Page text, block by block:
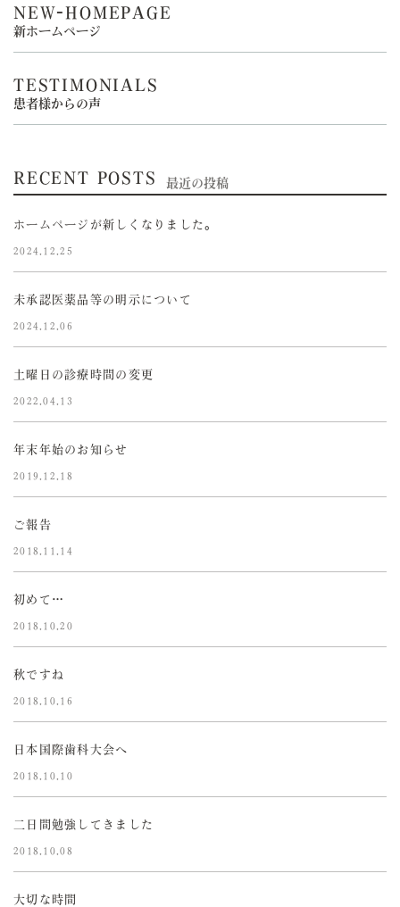
NEW-HOMEPAGE
新ホームページ
TESTIMONIALS
患者様からの声
RECENT POSTS 最近の投稿
ホームページが新しくなりました。
2024.12.25
未承認医薬品等の明示について
2024.12.06
土曜日の診療時間の変更
2022.04.13
年末年始のお知らせ
2019.12.18
ご報告
2018.11.14
初めて…
2018.10.20
秋ですね
2018.10.16
日本国際歯科大会へ
2018.10.10
二日間勉強してきました
2018.10.08
大切な時間